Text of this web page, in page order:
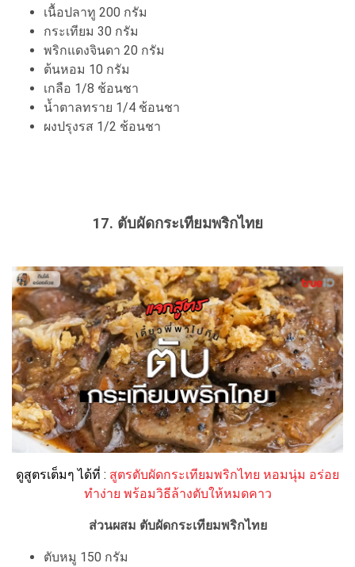
เนื้อปลาทู 200 กรัม
กระเทียม 30 กรัม
พริกแดงจินดา 20 กรัม
ต้นหอม 10 กรัม
เกลือ 1/8 ช้อนชา
น้ำตาลทราย 1/4 ช้อนชา
ผงปรุงรส 1/2 ช้อนชา
17. ตับผัดกระเทียมพริกไทย
ดูสูตรเต็มๆ ได้ที่ : สูตรตับผัดกระเทียมพริกไทย หอมนุ่ม อร่อย
ทำง่าย พร้อมวิธีล้างตับให้หมดคาว
ส่วนผสม ตับผัดกระเทียมพริกไทย
ตับหมู 150 กรัม